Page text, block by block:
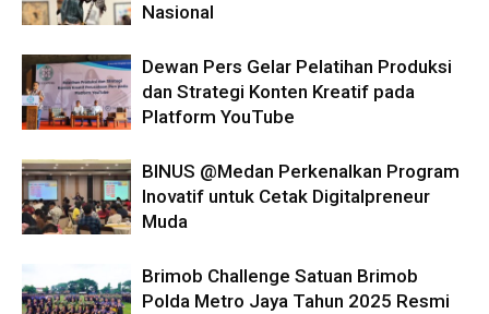
Nasional
Dewan Pers Gelar Pelatihan Produksi
dan Strategi Konten Kreatif pada
Platform YouTube
BINUS @Medan Perkenalkan Program
Inovatif untuk Cetak Digitalpreneur
Muda
Brimob Challenge Satuan Brimob
Polda Metro Jaya Tahun 2025 Resmi